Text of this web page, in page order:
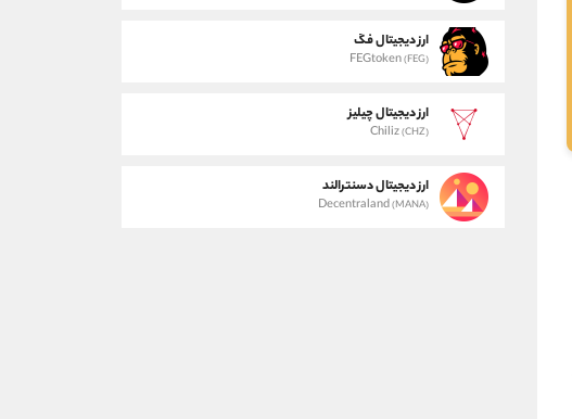
ارز دیجیتال فگ
FEGtoken(FEG)
ارز دیجیتال چیلیز
Chiliz(CHZ)
ارز دیجیتال دسنترالند
Decentraland(MANA)